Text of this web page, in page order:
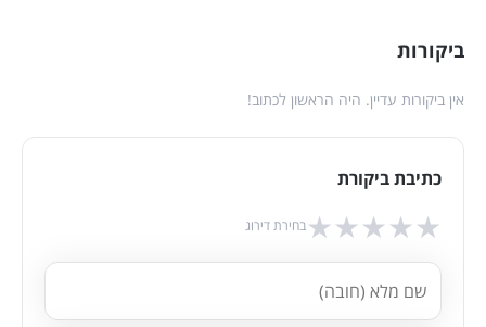
ביקורות
אין ביקורות עדיין. היה הראשון לכתוב!
כתיבת ביקורת
★★★★★ בחירת דירוג